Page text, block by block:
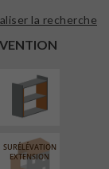
la recherche
ISOLATION
INTÉRIEURE
SURÉLÉVATION
EXTENSION